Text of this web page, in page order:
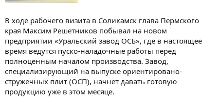
В ходе рабочего визита в Соликамск глава Пермского
края Максим Решетников побывал на новом
предприятии «Уральский завод ОСБ», где в настоящее
время ведутся пуско-наладочные работы перед
полноценным началом производства. Завод,
специализирующий на выпуске ориентировано-
стружечных плит (ОСП), начнет давать готовую
продукцию уже в этом месяце.